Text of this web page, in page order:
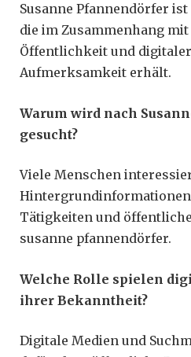
Susanne Pfannendörfer
die im Zusammenhang mit
Öffentlichkeit und
Aufmerksamkeit erhält.
Warum wird nach
gesucht?
Viele Menschen
Tätigkeiten und
susanne pfannendörfer.
Welche Rolle spielen
ihrer Bekanntheit?
Digitale Medien und